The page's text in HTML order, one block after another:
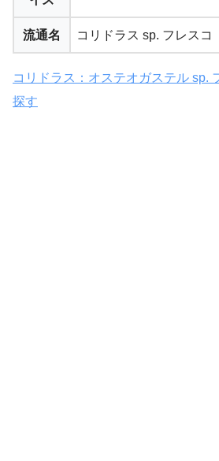
流通名 コリドラス sp. フレスコ
コリドラス：オステオガステル sp.
探す